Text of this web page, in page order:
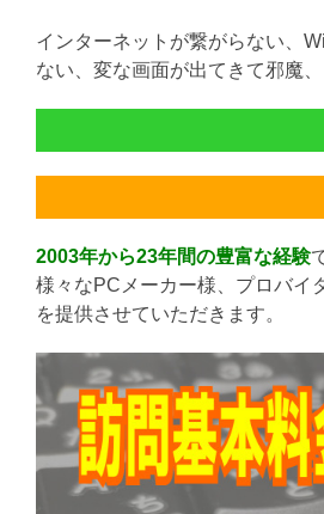
インターネットが繋がらない、
ない、変な画面が出てきて邪魔
2003年から23年間の豊富な経験
様々なPCメーカー様、プロバイ
を提供させていただきます。